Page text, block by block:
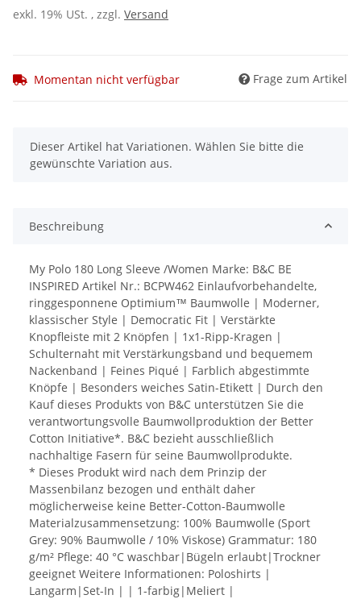
exkl. 19% USt. , zzgl. Versand
Momentan nicht verfügbar Frage zum Artikel
x
Dieser Artikel hat Variationen. Wählen Sie bitte die
gewünschte Variation aus.
Beschreibung
My Polo 180 Long Sleeve /Women Marke: B&C BE
INSPIRED Artikel Nr.: BCPW462 Einlaufvorbehandelte,
ringgesponnene Optimium™ Baumwolle | Moderner,
klassischer Style | Democratic Fit | Verstärkte
Knopfleiste mit 2 Knöpfen | 1x1-Ripp-Kragen |
Schulternaht mit Verstärkungsband und bequemem
Nackenband | Feines Piqué | Farblich abgestimmte
Knöpfe | Besonders weiches Satin-Etikett | Durch den
Kauf dieses Produkts von B&C unterstützen Sie die
verantwortungsvolle Baumwollproduktion der Better
Cotton Initiative*. B&C bezieht ausschließlich
nachhaltige Fasern für seine Baumwollprodukte.
* Dieses Produkt wird nach dem Prinzip der
Massenbilanz bezogen und enthält daher
möglicherweise keine Better-Cotton-Baumwolle
Materialzusammensetzung: 100% Baumwolle (Sport
Grey: 90% Baumwolle / 10% Viskose) Grammatur: 180
g/m² Pflege: 40 °C waschbar|Bügeln erlaubt|Trockner
geeignet Weitere Informationen: Poloshirts |
Langarm|Set-In | | 1-farbig|Meliert |